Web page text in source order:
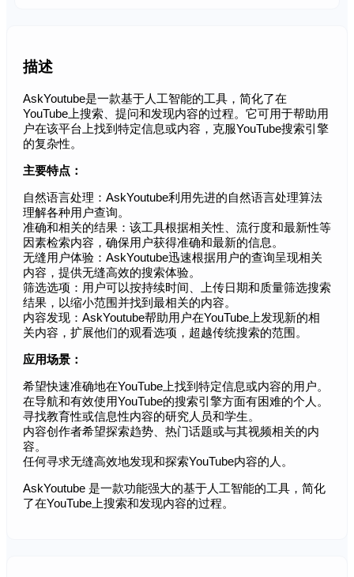
描述
AskYoutube是一款基于人工智能的工具，简化了在
YouTube上搜索、提问和发现内容的过程。它可用于帮助用
户在该平台上找到特定信息或内容，克服YouTube搜索引擎
的复杂性。
主要特点：
自然语言处理：AskYoutube利用先进的自然语言处理算法
理解各种用户查询。
准确和相关的结果：该工具根据相关性、流行度和最新性等
因素检索内容，确保用户获得准确和最新的信息。
无缝用户体验：AskYoutube迅速根据用户的查询呈现相关
内容，提供无缝高效的搜索体验。
筛选选项：用户可以按持续时间、上传日期和质量筛选搜索
结果，以缩小范围并找到最相关的内容。
内容发现：AskYoutube帮助用户在YouTube上发现新的相
关内容，扩展他们的观看选项，超越传统搜索的范围。
应用场景：
希望快速准确地在YouTube上找到特定信息或内容的用户。
在导航和有效使用YouTube的搜索引擎方面有困难的个人。
寻找教育性或信息性内容的研究人员和学生。
内容创作者希望探索趋势、热门话题或与其视频相关的内
容。
任何寻求无缝高效地发现和探索YouTube内容的人。
AskYoutube 是一款功能强大的基于人工智能的工具，简化
了在YouTube上搜索和发现内容的过程。